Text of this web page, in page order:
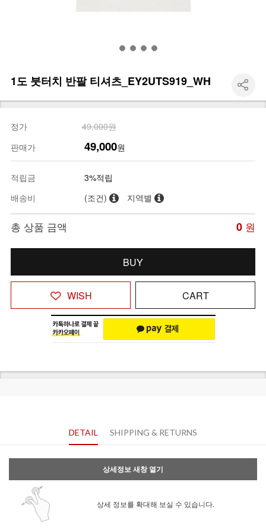
1도 붓터치 반팔 티셔츠_EY2UTS919_WH
정가
49,000원
판매가
49,000원
적립금
3%적립
배송비
(조건) 지역별
총 상품 금액 0 원
BUY
WISH CART
DETAIL SHIPPING & RETURNS
상세정보 새창 열기
상세 정보를 확대해 보실 수 있습니다.